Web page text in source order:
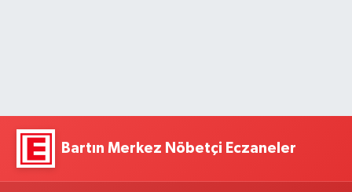
Bartın Merkez Nöbetçi Eczaneler